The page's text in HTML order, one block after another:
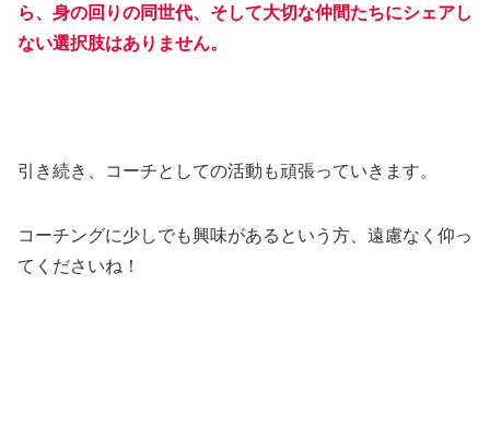
ら、身の回りの同世代、そして大切な仲間たちにシェアし
ない選択肢はありません。
引き続き、コーチとしての活動も頑張っていきます。
コーチングに少しでも興味があるという方、遠慮なく仰っ
てくださいね！